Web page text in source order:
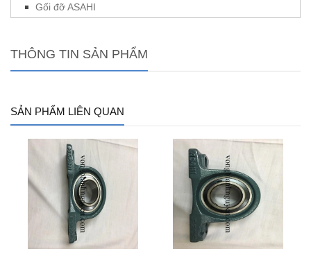
Gối đỡ ASAHI
THÔNG TIN SẢN PHẨM
SẢN PHẨM LIÊN QUAN